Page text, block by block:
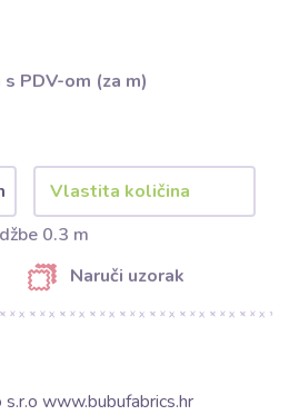
s PDV-om (za m)
0.3 m
Naruči uzorak
www.bubufabrics.hr